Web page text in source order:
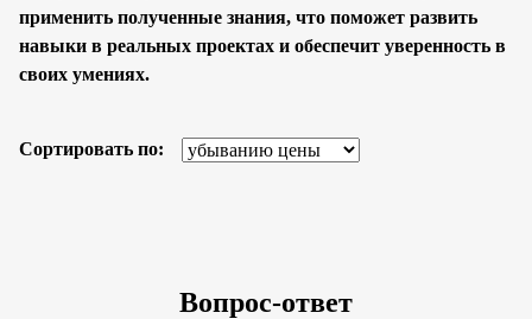
применить полученные знания, что поможет развить
навыки в реальных проектах и обеспечит уверенность в
своих умениях.
Сортировать по:
Вопрос-ответ